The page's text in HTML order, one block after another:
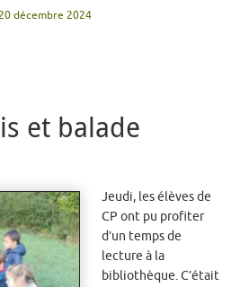
décembre 2024
et balade
Jeudi, les élèves de
CP ont pu profiter
d’un temps de
lecture à la
bibliothèque. C’était